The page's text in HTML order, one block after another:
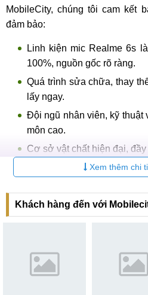
MobileCity, chúng tôi cam kết
đảm bảo:
Linh kiện mic Realme 6s
100%, nguồn gốc rõ ràng.
Quá trình sửa chữa, thay
lấy ngay.
Đội ngũ nhân viên, kỹ thuật
môn cao.
Cơ sở vật chất hiện đại,
Giá thay mic Realme 6s
trong quá trình chờ thay mic
Khách hàng được trực
hài lòng với linh kiện.
Xem thêm chi
Khách hàng đến với